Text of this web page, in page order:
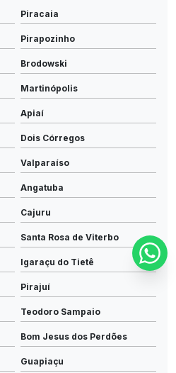
Piracaia
Pirapozinho
Brodowski
Martinópolis
Apiaí
Dois Córregos
Valparaíso
Angatuba
Cajuru
Santa Rosa de Viterbo
Igaraçu do Tietê
Pirajuí
Teodoro Sampaio
Bom Jesus dos Perdões
Guapiaçu